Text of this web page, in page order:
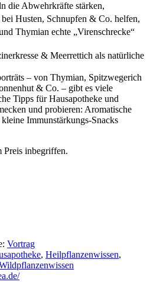
die Abwehrkräfte stärken,
Husten, Schnupfen & Co. helfen,
Thymian echte „Virenschrecke“
& Meerrettich als natürliche
– von Thymian, Spitzwegerich
& Co. – gibt es viele
Tipps für Hausapotheke und
und probieren: Aromatische
Immunstärkungs-Snacks
Preis inbegriffen.
Vortrag
, Heilpflanzenwissen,